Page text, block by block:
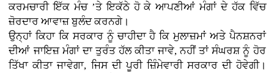
ਕਰਮਚਾਰੀ ਇੱਕ ਮੰਚ ’ਤੇ ਇਕੱਠੇ ਹੋ ਕੇ ਆਪਣੀਆਂ ਮੰਗਾਂ ਦੇ ਹੱਕ ਵਿੱਚ
ਜ਼ੋਰਦਾਰ ਆਵਾਜ਼ ਬੁਲੰਦ ਕਰਨਗੇ।
ਉਨ੍ਹਾਂ ਕਿਹਾ ਕਿ ਸਰਕਾਰ ਨੂੰ ਚਾਹੀਦਾ ਹੈ ਕਿ ਮੁਲਾਜ਼ਮਾਂ ਅਤੇ ਪੈਨਸ਼ਨਰਾਂ
ਦੀਆਂ ਜਾਇਜ਼ ਮੰਗਾਂ ਦਾ ਤੁਰੰਤ ਹੱਲ ਕੀਤਾ ਜਾਵੇ, ਨਹੀਂ ਤਾਂ ਸੰਘਰਸ਼ ਨੂੰ ਹੋਰ
ਤਿੱਖਾ ਕੀਤਾ ਜਾਵੇਗਾ, ਜਿਸ ਦੀ ਪੂਰੀ ਜ਼ਿੰਮੇਵਾਰੀ ਸਰਕਾਰ ਦੀ ਹੋਵੇਗੀ।